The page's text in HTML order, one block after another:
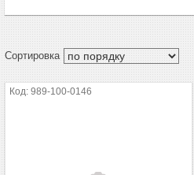
989-100-0146